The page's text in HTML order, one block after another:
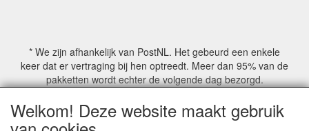
* We zijn afhankelijk van PostNL. Het gebeurd een enkele
keer dat er vertraging bij hen optreedt. Meer dan 95% van de
pakketten wordt echter de volgende dag bezorgd.
© COPYRIGHT by Mathmoswinkel.nl
Welkom! Deze website maakt gebruik